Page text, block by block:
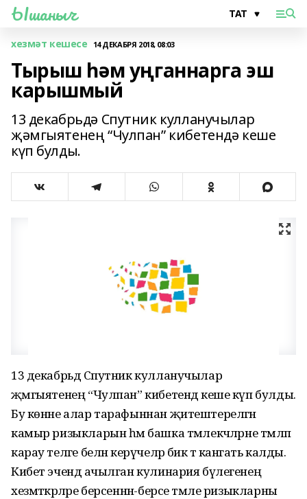
Ышаныч
хезмәт кешесе 14 ДЕКАБРЯ 2018, 08:03
Тырыш һәм уңганнарга эш
карышмый
13 декабрьдә Спутник кулланучылар
җәмгыятенең “Чулпан” кибетендә кеше
күп булды.
13 декабрьдә Спутник кулланучылар
җәмгыятенең “Чулпан” кибетендә кеше күп булды.
Бу көнне алар тарафыннан җитештерелгән
камыр ризыкларын һәм башка тәмлекәчләрне тәмләп
карау теләге белән керүчеләр бик тә канәгать калды.
Кибет эчендә ачылган кулинария бүлегенең
хезмәткәрләре берсеннән-берсе тәмле ризыкларны